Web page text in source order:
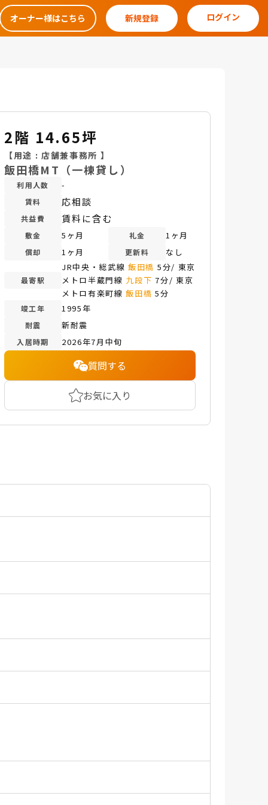
オーナー様はこちら 新規登録 ログイン
2階 14.65坪
【用途 :店舗兼事務所 】
飯田橋MT（一棟貸し）
利用人数 -
賃料 応相談
共益費 賃料に含む
敷金 5ヶ月 礼金 1ヶ月
償却 1ヶ月 更新料 なし
最寄駅
JR中央・総武線飯田橋 5分/ 東京
メトロ半蔵門線 九段下 7分/ 東京
メトロ有楽町線飯田橋 5分
竣工年 1995年
耐震 新耐震
入居時期 2026年7月中旬
質問する
お気に入り